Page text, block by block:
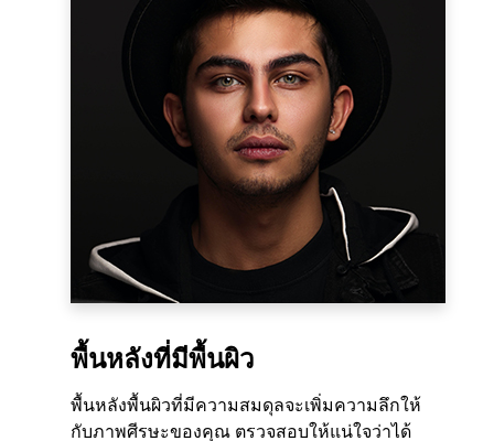
พื้นหลังที่มีพื้นผิว
พื้นหลังพื้นผิวที่มีความสมดุลจะเพิ่มความลึกให้
กับภาพศีรษะของคุณ ตรวจสอบให้แน่ใจว่าได้